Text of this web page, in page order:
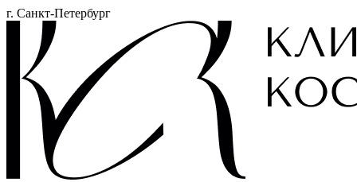
г. Санкт-Петербург